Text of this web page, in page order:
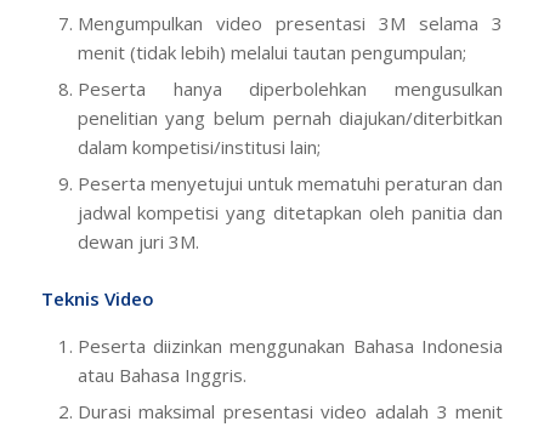
Mengumpulkan video presentasi 3M selama 3
menit (tidak lebih) melalui tautan pengumpulan;
Peserta hanya diperbolehkan mengusulkan
penelitian yang belum pernah diajukan/diterbitkan
dalam kompetisi/institusi lain;
Peserta menyetujui untuk mematuhi peraturan dan
jadwal kompetisi yang ditetapkan oleh panitia dan
dewan juri 3M.
Teknis Video
Peserta diizinkan menggunakan Bahasa Indonesia
atau Bahasa Inggris.
Durasi maksimal presentasi video adalah 3 menit